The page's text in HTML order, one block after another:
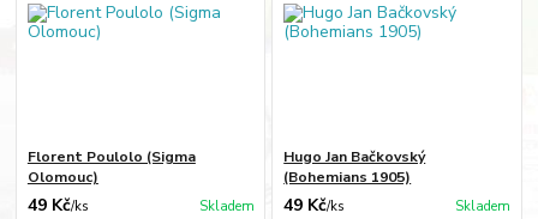
Florent Poulolo (Sigma
Olomouc)
49 Kč/ks Skladem
Hugo Jan Bačkovský
(Bohemians 1905)
49 Kč/ks Skladem